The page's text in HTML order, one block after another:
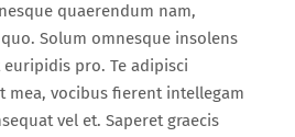
quaerendum nam,
Solum omnesque insolens
pro. Te adipisci
mea, vocibus fierent intellegam
vel et. Saperet graecis